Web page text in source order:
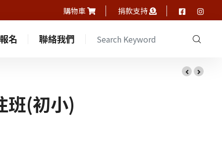
購物車 捐款支持
名 聯絡我們 中心通訊
班(初小)